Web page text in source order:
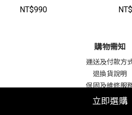
立即選購
NT$990
風
NT$
購物需知
運送及付款方
退換貨說明
保固及維修服
服務條款